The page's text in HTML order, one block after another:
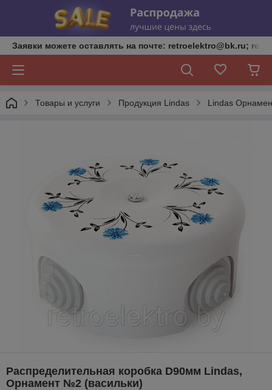
Заявки можете оставлять на почте: retroelektro@bk.ru;
Товары и услуги Продукция Lindas Lindas
Распределительная коробка D90мм Lindas,
Орнамент №2 (васильки)